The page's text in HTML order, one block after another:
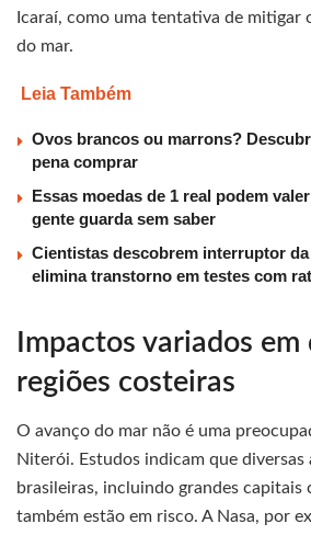
Icaraí, como uma tentativa de mitigar
do mar.
Leia Também
Ovos brancos ou marrons?
pena comprar
Essas moedas de 1 real podem
gente guarda sem saber
Cientistas descobrem interruptor
elimina transtorno em testes com
Impactos variados
regiões costeiras
O avanço do mar não é uma
Niterói. Estudos indicam que diversas
brasileiras, incluindo grandes capitais
também estão em risco. A Nasa, por